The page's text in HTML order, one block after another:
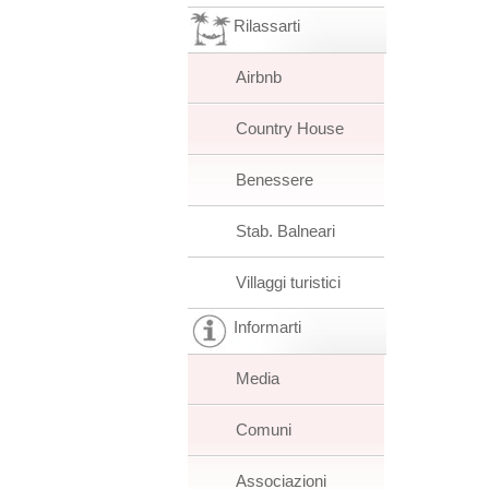
Rilassarti
Airbnb
Country House
Benessere
Stab. Balneari
Villaggi turistici
Informarti
Media
Comuni
Associazioni